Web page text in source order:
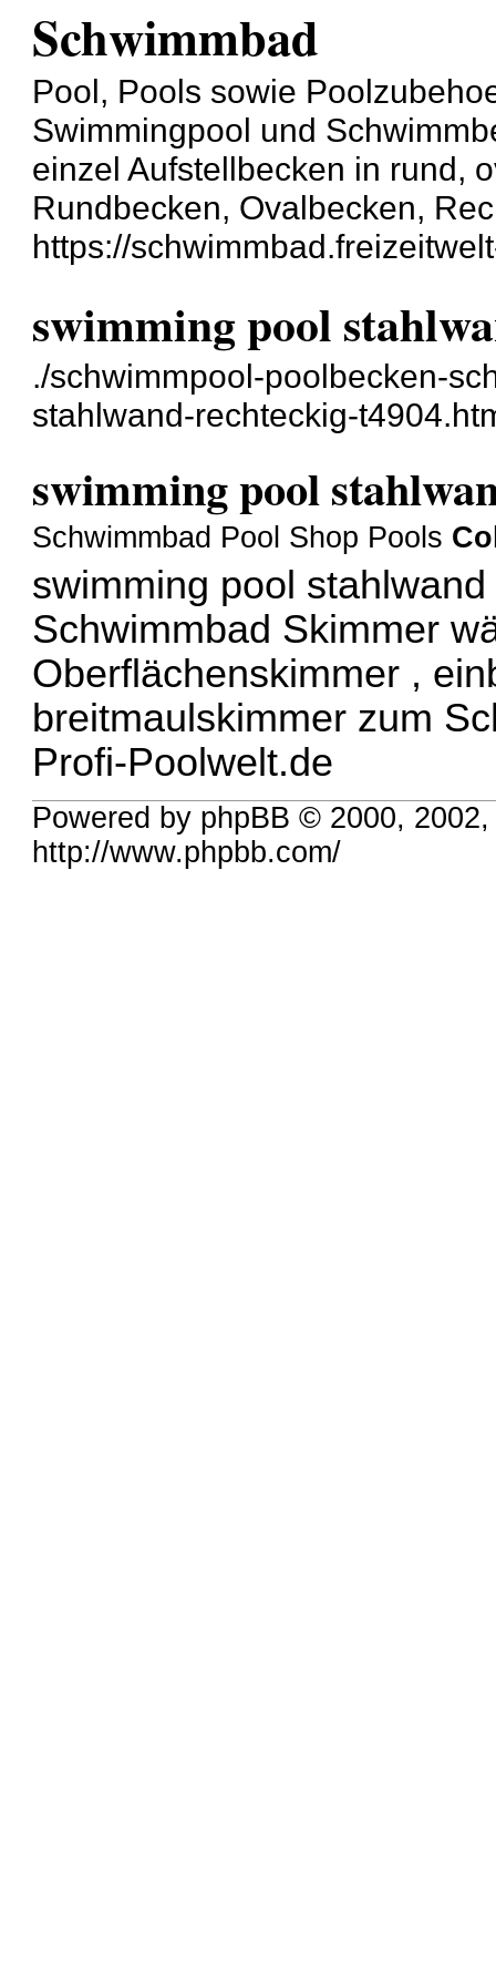
Schwimmbad
Pool, Pools sowie
Swimmingpool und
einzel Aufstellbecken in rund,
Rundbecken, Ovalbecken,
https://
swimming pool
./schwimmpool-poolbecken-
stahlwand-rechteckig-
swimming pool
Schwimmbad Pool Shop Pools
swimming pool
Schwimmbad Skimmer
Oberflächenskimmer ,
breitmaulskimmer zum
Profi-Poolwelt.de
Powered by phpBB © 2000,
http://www.phpbb.com/